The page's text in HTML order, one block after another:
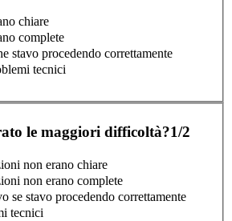
chiare
complete
stavo procedendo correttamente
tecnici
le maggiori difficoltà?1/2
non erano chiare
non erano complete
se stavo procedendo correttamente
tecnici